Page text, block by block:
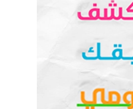
الثالث الابتدائي
تالتة ابتدائي